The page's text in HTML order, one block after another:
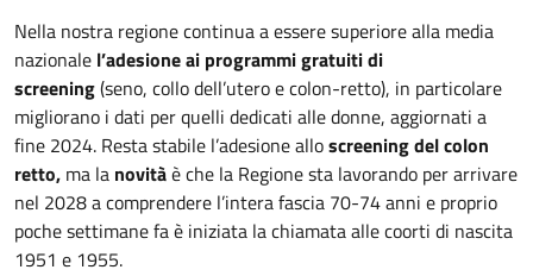
Nella nostra regione continua a essere superiore alla media
nazionale l’adesioneai programmi gratuiti di
screening(seno, collo dell’utero e colon-retto), in particolare
migliorano i dati per quelli dedicati alle donne, aggiornati a
fine 2024. Resta stabile l’adesione alloscreening del colon
retto, ma la novitàè che la Regione sta lavorando per arrivare
nel 2028 a comprendere l’intera fascia 70-74 anni e proprio
poche settimane fa è iniziata la chiamata alle coorti di nascita
1951 e 1955.